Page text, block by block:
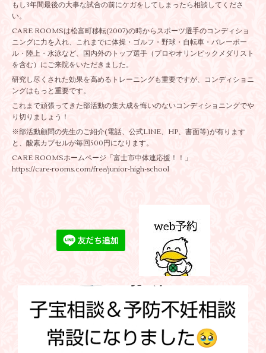
もし3年間最後の大事な試合の前にケガをしてしまったら相談してくださ
い。
CARE ROOMSは松富町移転(2007)の時からスポーツ選手のコンディショ
ニングに力を入れ、これまでに体操・ゴルフ・野球・自転車・バレーボー
ル・陸上・水泳など、国内外のトップ選手（プロやオリンピックメダリスト
を含む）にご来院をいただきました。
研究し尽くされた効果を高めるトレーニングも重要ですが、コンディショニ
ングはもっと重要です。
これまで頑張ってきた部活動の集大成を悔いのないコンディショニングでや
り切りましょう！
※部活動顧問の先生のご紹介(電話、公式LINE、HP、書面等)が有ります
と、酸素カプセルが毎回500円になります。
CARE ROOMSホームページ「富士市中体連応援！！」
https://care-rooms.com/free/junior-high-school